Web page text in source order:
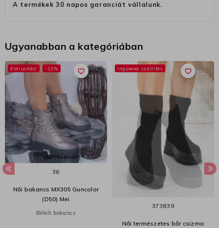
A termékek 30 napos garanciát vállalunk.
Ugyanabban a kategóriában
favorite_border
Kiárusítás! -13%
36
Női bakancs MX305 Guncolor
(D50) Mei
Bélelt bakancs
favorite_border
Ingyenes szállítás
373839
Női természetes bőr csizma